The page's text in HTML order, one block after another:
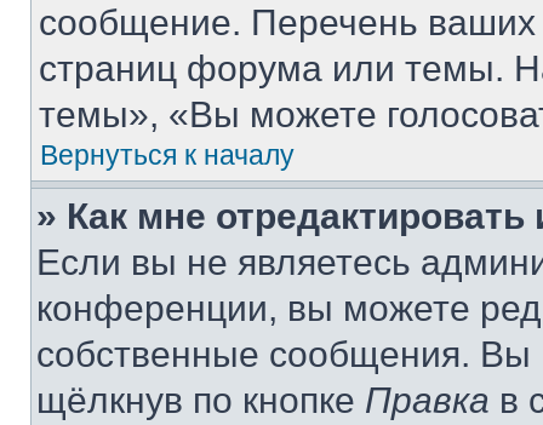
сообщение. Перечень ваших
страниц форума или темы.
темы», «Вы можете
Вернуться к началу
» Как мне
Если вы не являетесь
конференции, вы можете
собственные сообщения. Вы
щёлкнув по кнопке Правка в